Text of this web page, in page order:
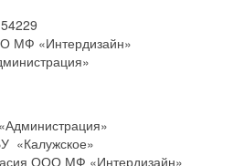
МФ «Интердизайн»
«Калужское»
ООО МФ «Интердизайн»